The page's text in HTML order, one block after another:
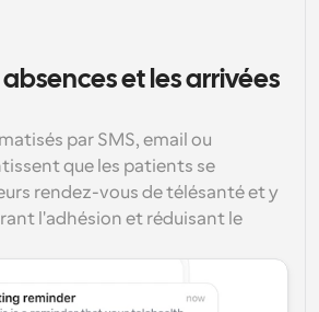
absences et les arrivées
par SMS, email ou
que les patients se
rendez-vous de télésanté et y
l'adhésion et réduisant le